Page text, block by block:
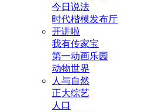
今日说法
时代楷模发布厅
开讲啦
我有传家宝
第一动画乐园
动物世界
人与自然
正大综艺
人口